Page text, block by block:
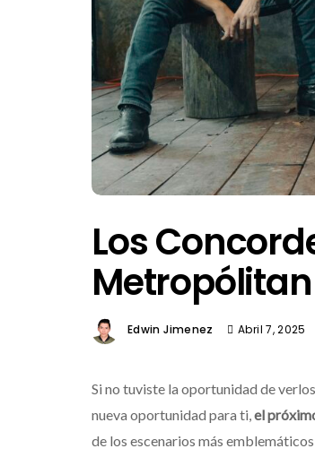
Los
Metropólitan
Edwin Jimenez Abril 7, 2025
Si no tuviste la oportunidad de
nueva oportunidad para ti, el
de los escenarios más